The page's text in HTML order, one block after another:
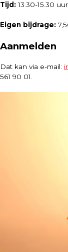
Tijd:13.30-15.30 uur.
Eigen bijdrage:
Aanmelden
Dat kan via e-mail:
561 90 01.